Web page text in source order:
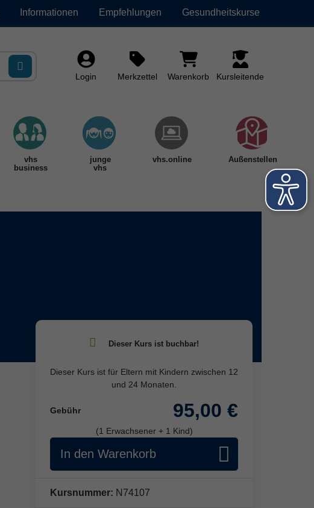
Informationen Empfehlungen Gesundheitskurse
Login Merkzettel Warenkorb Kursleitende
vhs
business
junge
vhs
vhs.online Außenstellen
Dieser Kurs ist für Eltern mit Kindern zwischen 12
und 24 Monaten.
Gebühr 95,00 €
(1 Erwachsener + 1 Kind)
In den Warenkorb
Kursnummer: N74107